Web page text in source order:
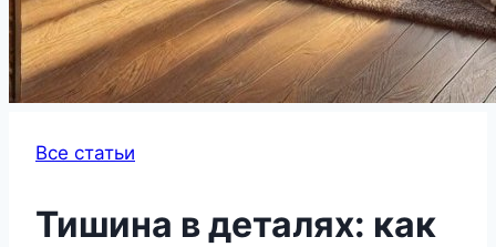
Все статьи
Тишина в деталях: как